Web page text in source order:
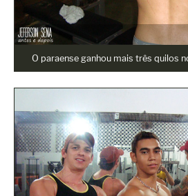
O paraense ganhou mais três quilos